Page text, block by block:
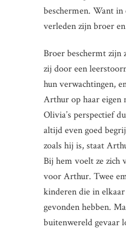
beschermen. Want in
verleden zijn broer
Broer beschermt zijn
zij door een
hun verwachtingen,
Arthur op haar eigen
Olivia’s perspectief
altijd even goed
zoals hij is, staat
Bij hem voelt ze zich
voor Arthur. Twee
kinderen die in
gevonden hebben.
buitenwereld gevaar